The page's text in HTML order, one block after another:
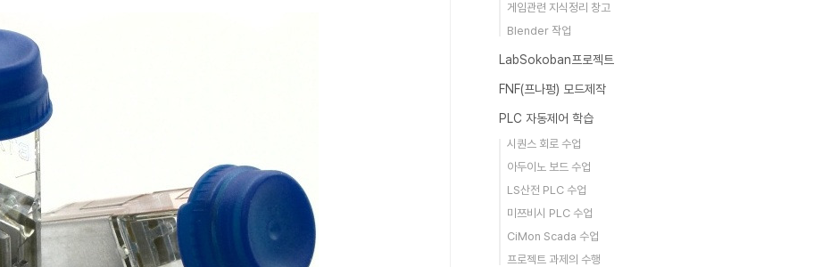
게임관련 지식정리 창고
Blender 작업
LabSokoban프로젝트
FNF(프나펑) 모드제작
PLC 자동제어 학습
시퀀스 회로 수업
아두이노 보드 수업
LS산전 PLC 수업
미쯔비시 PLC 수업
CiMon Scada 수업
프로젝트 과제의 수행